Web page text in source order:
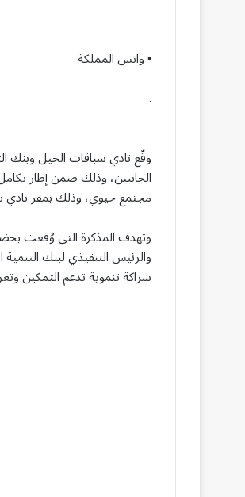
▪︎ واتس المملكة
.
وقّع نادي سباقات الخيل وبنك
الجانبين، وذلك ضمن إطار
مجتمع حيوي، وذلك بمقر
وتهدف المذكرة التي وُقعت
والرئيس التنفيذي لبنك
شراكة تنموية تدعم التمكين